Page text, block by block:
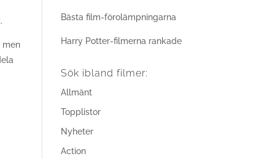
men
Bästa film-förolämpningarna
Harry Potter-filmerna rankade
Sök ibland filmer:
Allmänt
Topplistor
Nyheter
Action